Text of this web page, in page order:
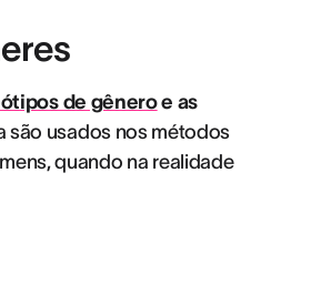
de gêneroe as
são usados nos métodos
quando na realidade